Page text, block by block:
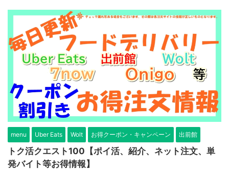
menu Uber Eats Wolt お得クーポン・キャンペーン 出前館
トク活クエスト100【ポイ活、紹介、ネット注文、単
発バイト等お得情報】